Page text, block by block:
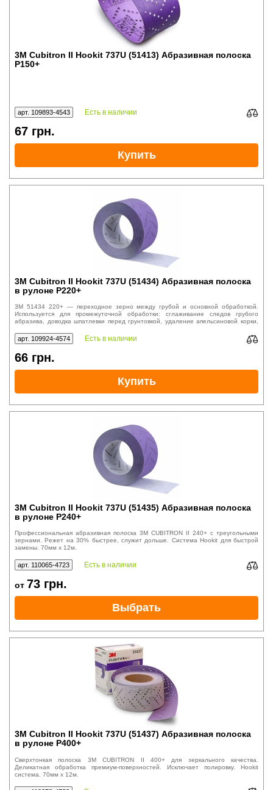
3M Cubitron II Hookit 737U (51413) Абразивная полоска
P150+
арт. 109893-4543 Есть в наличии
67 грн.
Купить
3M Cubitron II Hookit 737U (51434) Абразивная полоска
в рулоне P220+
3M 51434 220+ — переходное зерно между грубой и основной обработкой.
Используется для промежуточной обработки: сглаживание следов грубого
абразива, доводка шпатлевки перед грунтовкой, удаление апельсиновой корки,
арт. 109924-4574 Есть в наличии
66 грн.
Купить
3M Cubitron II Hookit 737U (51435) Абразивная полоска
в рулоне P240+
Профессиональная абразивная полоска 3M CUBITRON II 240+ с треугольными
зернами. Режет на 30% быстрее, служит дольше. Система Hookit для быстрой
замены. 70мм x 12м.
арт. 110065-4723 Есть в наличии
от 73 грн.
Выбрать
3M Cubitron II Hookit 737U (51437) Абразивная полоска
в рулоне P400+
Сверхтонкая полоска 3M CUBITRON II 400+ для зеркального качества.
Деликатная обработка премиум-поверхностей. Исключает полировку. Hookit
система. 70мм x 12м.